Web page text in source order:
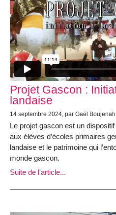
Projet Gascon :
landaise
14 septembre 2024, par Gaël Boujenah
Le projet gascon est un
aux élèves d’écoles primaires
landaise et le patrimoine qui
monde gascon.
Suite de l'article...